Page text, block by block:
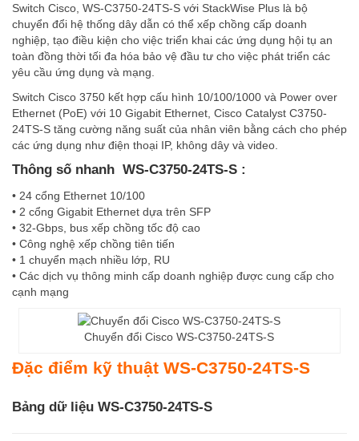
Switch Cisco, WS-C3750-24TS-S với StackWise Plus là bộ
chuyển đổi hệ thống dây dẫn có thể xếp chồng cấp doanh
nghiệp, tạo điều kiện cho việc triển khai các ứng dụng hội tụ an
toàn đồng thời tối đa hóa bảo vệ đầu tư cho việc phát triển các
yêu cầu ứng dụng và mạng.
Switch Cisco 3750 kết hợp cấu hình 10/100/1000 và Power over
Ethernet (PoE) với 10 Gigabit Ethernet, Cisco Catalyst C3750-
24TS-S tăng cường năng suất của nhân viên bằng cách cho phép
các ứng dụng như điện thoại IP, không dây và video.
Thông số nhanh WS-C3750-24TS-S :
• 24 cổng Ethernet 10/100
• 2 cổng Gigabit Ethernet dựa trên SFP
• 32-Gbps, bus xếp chồng tốc độ cao
• Công nghệ xếp chồng tiên tiến
• 1 chuyển mạch nhiều lớp, RU
• Các dịch vụ thông minh cấp doanh nghiệp được cung cấp cho
cạnh mạng
Chuyển đổi Cisco WS-C3750-24TS-S
Đặc điểm kỹ thuật WS-C3750-24TS-S
Bảng dữ liệu WS-C3750-24TS-S